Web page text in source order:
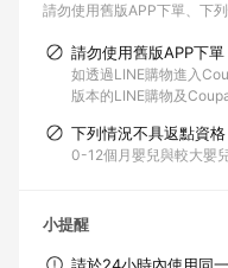
請勿使用舊版APP下單 下
請勿使用舊版APP下單
如透過LINE購物進入
版本的LINE購物及
下列情況不具返點資格
0-12個月嬰兒與較大嬰
小提醒